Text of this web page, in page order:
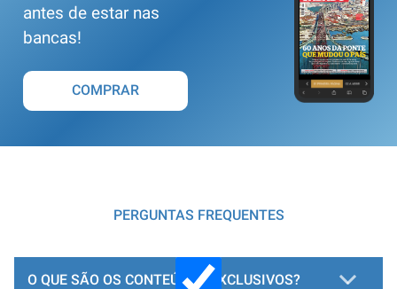
antes de estar nas
bancas!
COMPRAR
PERGUNTAS FREQUENTES
O QUE SÃO OS CONTEÚDOS EXCLUSIVOS?